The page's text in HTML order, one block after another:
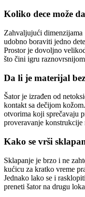
Koliko dece može
Zahvaljujući
udobno boraviti jedno
Prostor je dovoljno
što čini igru
Da li je materijal
Šator je izrađen od
kontakt sa dečijom
otvorima koji sprečavaju
proveravanje konstrukcije
Kako se vrši
Sklapanje je brzo i ne
kućicu za kratko vreme
Jednako lako se i
preneti šator na drugu